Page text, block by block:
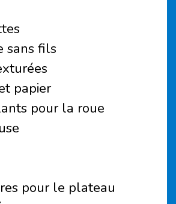
sans fils
papier
pour la roue
pour le plateau